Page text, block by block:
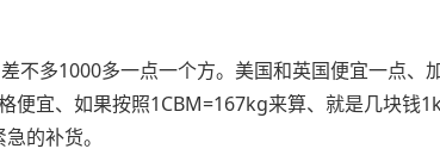
不多1000多一点一个方。美国和英国便宜一点
宜、如果按照1CBM=167kg来算、就是几块钱
的补货。